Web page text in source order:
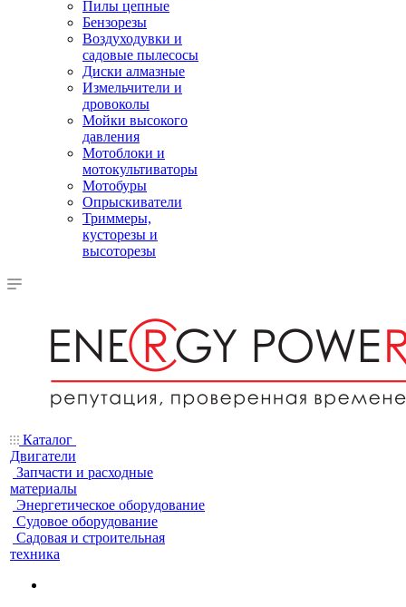
Пилы цепные
Бензорезы
Воздуходувки и
садовые пылесосы
Диски алмазные
Измельчители и
дровоколы
Мойки высокого
давления
Мотоблоки и
мотокультиваторы
Мотобуры
Опрыскиватели
Триммеры,
кусторезы и
высоторезы
Каталог
Двигатели
Запчасти и расходные
материалы
Энергетическое оборудование
Судовое оборудование
Садовая и строительная
техника